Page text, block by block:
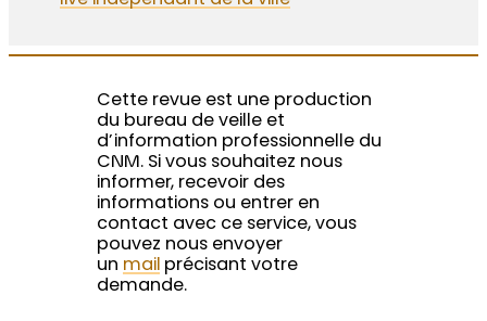
Cette revue est une production
du bureau de veille et
d’information professionnelle du
CNM. Si vous souhaitez nous
informer, recevoir des
informations ou entrer en
contact avec ce service, vous
pouvez nous envoyer
un mailprécisant votre
demande.